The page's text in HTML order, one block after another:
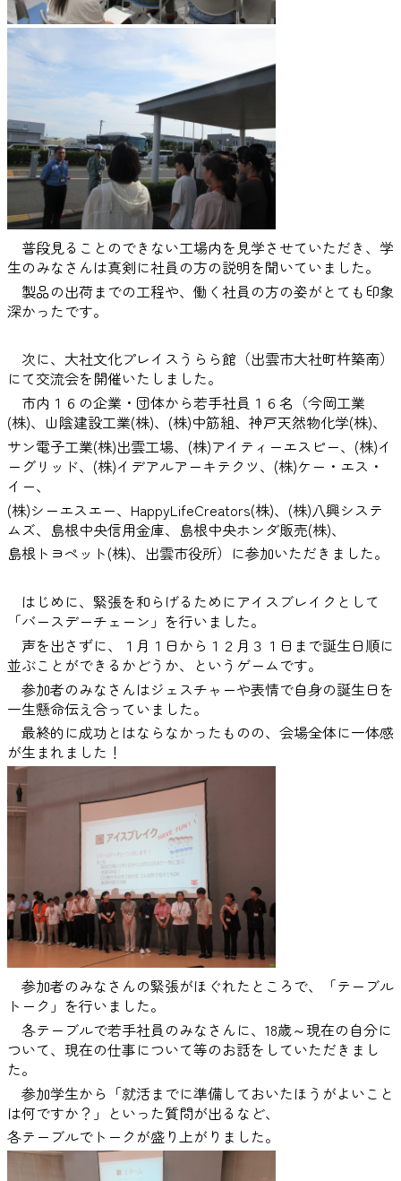
普段見ることのできない工場内を見学させていただき、学
生のみなさんは真剣に社員の方の説明を聞いていました。
製品の出荷までの工程や、働く社員の方の姿がとても印象
深かったです。
次に、大社文化プレイスうらら館（出雲市大社町杵築南）
にて交流会を開催いたしました。
市内１６の企業・団体から若手社員１６名（今岡工業
(株)、山陰建設工業(株)、(株)中筋組、神戸天然物化学(株)、
サン電子工業(株)出雲工場、(株)アイティーエスピー、(株)イ
ーグリッド、(株)イデアルアーキテクツ、(株)ケー・エス・
イー、
(株)シーエスエー、HappyLifeCreators(株)、(株)八興システ
ムズ、島根中央信用金庫、島根中央ホンダ販売(株)、
島根トヨペット(株)、出雲市役所）に参加いただきました。
はじめに、緊張を和らげるためにアイスブレイクとして
「バースデーチェーン」を行いました。
声を出さずに、１月１日から１２月３１日まで誕生日順に
並ぶことができるかどうか、というゲームです。
参加者のみなさんはジェスチャーや表情で自身の誕生日を
一生懸命伝え合っていました。
最終的に成功とはならなかったものの、会場全体に一体感
が生まれました！
参加者のみなさんの緊張がほぐれたところで、「テーブル
トーク」を行いました。
各テーブルで若手社員のみなさんに、18歳～現在の自分に
ついて、現在の仕事について等のお話をしていただきまし
た。
参加学生から「就活までに準備しておいたほうがよいこと
は何ですか？」といった質問が出るなど、
各テーブルでトークが盛り上がりました。